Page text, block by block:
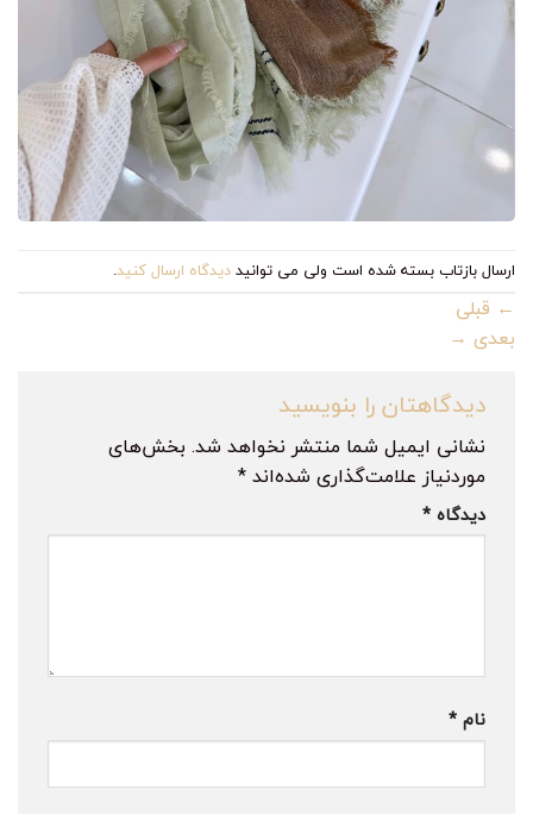
ارسال بازتاب بسته شده است ولی می توانیددیدگاه ارسال کنید.
← قبلی
بعدی →
دیدگاهتان را بنویسید
نشانی ایمیل شما منتشر نخواهد شد. بخش‌های
موردنیاز علامت‌گذاری شده‌اند*
دیدگاه *
نام *